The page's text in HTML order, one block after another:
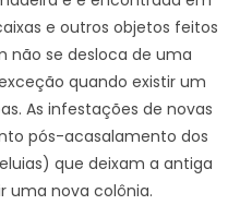
e outros objetos feitos
não se desloca de uma
quando existir um
As infestações de novas
pós-acasalamento dos
que deixam a antiga
uma nova colônia.